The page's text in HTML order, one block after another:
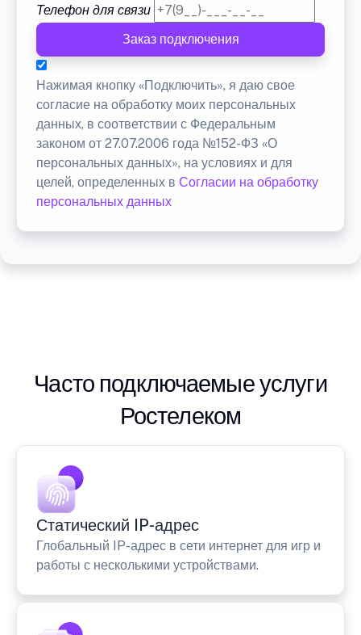
Телефон для связи
Заказ подключения
Нажимая кнопку «Подключить», я даю свое
согласие на обработку моих персональных
данных, в соответствии с Федеральным
законом от 27.07.2006 года №152-ФЗ «О
персональных данных», на условиях и для
целей, определенных в Согласии на обработку
персональных данных
Часто подключаемые услуги
Ростелеком
Статический IP-адрес
Глобальный IP-адрес в сети интернет для игр и
работы с несколькими устройствами.